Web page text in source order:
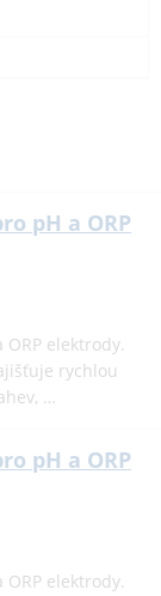
pH a ORP
elektrody.
rychlou
…
pH a ORP
elektrody.